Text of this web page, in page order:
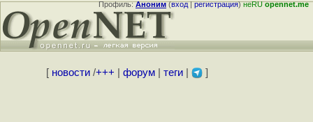
Профиль:Аноним(вход|регистрация)неRUopennet.me
[ новости/+++ форум| теги| ]